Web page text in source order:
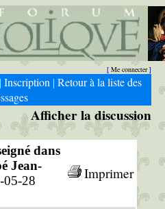
[ Me connecter]
| Inscription | Retour à la liste des
Afficher la discussion
dans
Jean-
05-28
Imprimer